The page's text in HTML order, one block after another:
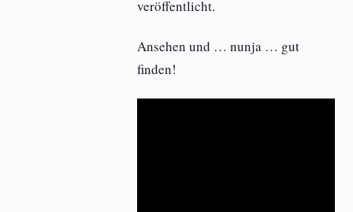
veröffentlicht.
Ansehen und … nunja … gut
finden!